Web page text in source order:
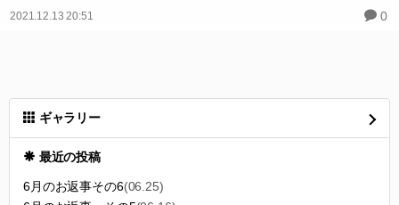
こうして、通販で本をお届けすること、できることも楽しく、嬉し